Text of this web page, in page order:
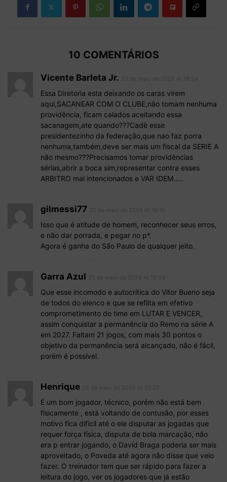
10 COMENTÁRIOS
Vicente Barleta Jr.
Essa Diretoria esta deixando os caras virem
aqui,SACANEAR COM O CLUBE,não tomam nenhuma
providência, ficam calados aceitando essa
sacanagem,ate quando???Cadê esse
presidentezinho da federação,que nao faz porra
nenhuma,também,deve ser mais um fiscal da SERIE A
não mesmo???Precisamos tomar providências
sérias,abrir a boca sim,representar contra esses
ARBITRO mal intencionados e VAR IDEM…..
gilmessi77
Isso que é atitude de homem, reconhecer seus erros,
e não dar porrada, e pegar no p*.
Agora é ganha do São Paulo de qualquer jeito.
Garra Azul
Que esse incomodo e autocrítica do Vitor Bueno seja
de todos do elenco e que se reflita em efetivo
comprometimento do time em LUTAR E VENCER,
assim conquistar a permanência do Remo na série A
em 2027. Faltam 21 jogos, com mais 30 pontos o
objetivo da permanência será alcançado, não é fácil,
porém é possível.
Henrique
É um bom jogador, técnico, porém não está bem
fisicamente , está voltando de contusão, por esses
motivo fica difícil até o ele disputar as jogadas que
requer força física, disputa de bola marcação, não
era p entrar jogando, o David Braga poderia ser mais
aproveitado, o Poveda até agora não disse que veio
fazer. O treinador tem que ser rápido para fazer a
leitura do jogo, ver os jogadores que já estão